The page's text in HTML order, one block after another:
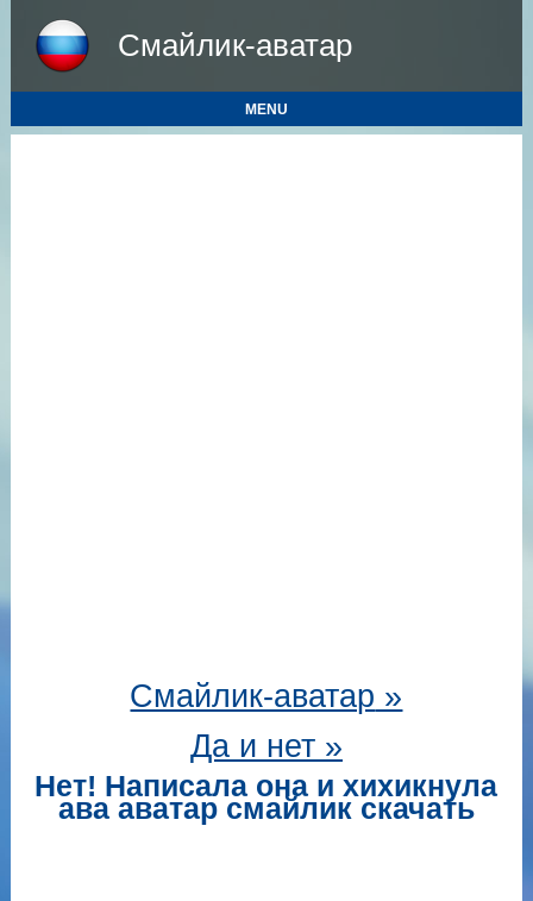
Смайлик-аватар
MENU
Смайлик-аватар »
Да и нет »
Нет! Написала она и хихикнула
ава аватар смайлик скачать